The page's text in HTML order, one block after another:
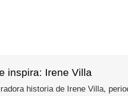
inspira: Irene Villa
historia de Irene Villa,